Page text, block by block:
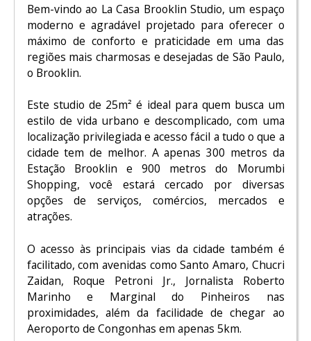
Bem-vindo ao La Casa Brooklin Studio, um espaço
moderno e agradável projetado para oferecer o
máximo de conforto e praticidade em uma das
regiões mais charmosas e desejadas de São Paulo,
o Brooklin.
Este studio de 25m² é ideal para quem busca um
estilo de vida urbano e descomplicado, com uma
localização privilegiada e acesso fácil a tudo o que a
cidade tem de melhor. A apenas 300 metros da
Estação Brooklin e 900 metros do Morumbi
Shopping, você estará cercado por diversas
opções de serviços, comércios, mercados e
atrações.
O acesso às principais vias da cidade também é
facilitado, com avenidas como Santo Amaro, Chucri
Zaidan, Roque Petroni Jr., Jornalista Roberto
Marinho e Marginal do Pinheiros nas
proximidades, além da facilidade de chegar ao
Aeroporto de Congonhas em apenas 5km.